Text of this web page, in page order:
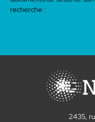
recherche :
2435,